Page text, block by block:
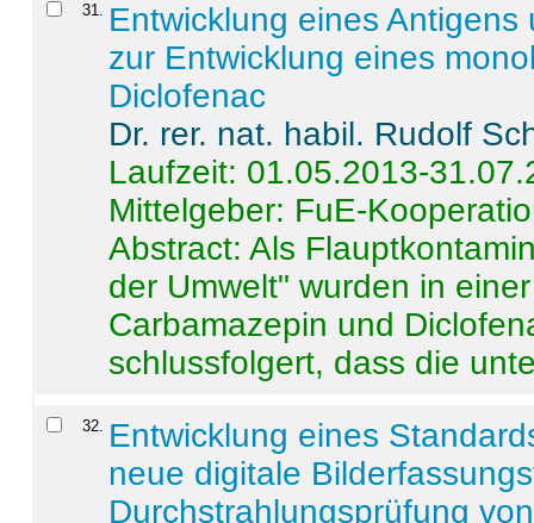
31. Entwicklung eines
zur Entwicklung eines
Diclofenac
Dr. rer. nat. habil. Rudolf
Laufzeit: 01.05.2013-
Mittelgeber: FuE-
Abstract:Als
der Umwelt" wurden in
Carbamazepin und
schlussfolgert, dass die
32. Entwicklung eines
neue digitale
Durchstrahlungsprüfung